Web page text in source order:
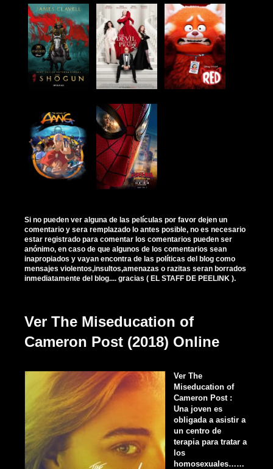
Si no pueden ver alguna de las películas por favor dejen un
comentario y sera remplazado lo antes posible, no es necesario
estar registrado para comentar los comentarios pueden ser
anónimo, en caso de que algunos de los comentarios sean
inapropiados y vayan encontra de las políticas del blog como
mensajes violentos,insultos,amenazas o razitas seran borrados
inmediatamente del blog.... gracias ( EL STAFF DE PEELINK ).
Ver The Miseducation of
Cameron Post (2018) Online
Ver The
Miseducation of
Cameron Post :
Una joven es
obligada a asistir a
un centro de
terapia para tratar a
los
homosexuales……